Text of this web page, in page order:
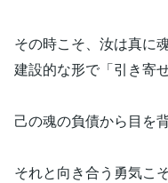
その時こそ、汝は真に
建設的な形で「引き寄
己の魂の負債から目を
それと向き合う勇気こそ